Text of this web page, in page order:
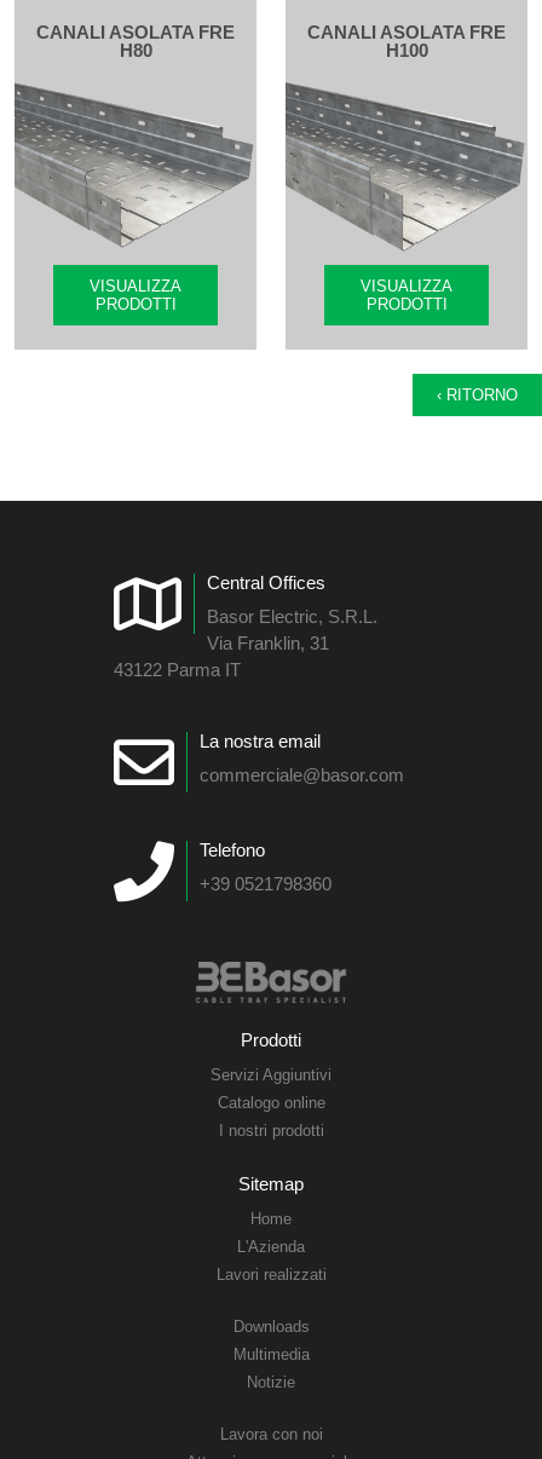
CANALI ASOLATA FRE
H80
VISUALIZZA
PRODOTTI
CANALI ASOLATA FRE
H100
VISUALIZZA
PRODOTTI
‹ RITORNO
Central Offices
Basor Electric, S.R.L.
Via Franklin, 31
43122 Parma IT
La nostra email
commerciale@basor.com
Telefono
+39 0521798360
Prodotti
Servizi Aggiuntivi
Catalogo online
I nostri prodotti
Sitemap
Home
L'Azienda
Lavori realizzati
Downloads
Multimedia
Notizie
Lavora con noi